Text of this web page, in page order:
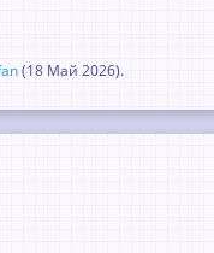
(18 Май 2026).